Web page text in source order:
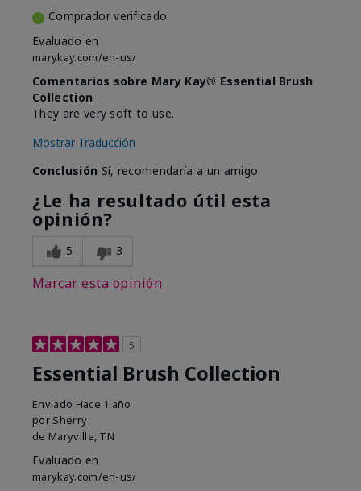
Comprador verificado
Evaluado en
marykay.com/en-us/
Comentarios sobre Mary Kay® Essential Brush
Collection
They are very soft to use.
Mostrar Traducción
Conclusión Sí, recomendaría a un amigo
¿Le ha resultado útil esta
opinión?
5 3
Marcar esta opinión
5
Essential Brush Collection
Enviado Hace 1 año
por Sherry
de Maryville, TN
Evaluado en
marykay.com/en-us/